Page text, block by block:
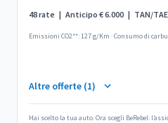
48 rate | Anticipo € 6.000 | TAN/
Emissioni CO2**: 127 g/Km ·Consumo di
Altre offerte (1)
Hai scelto la tua auto. Ora scegli BeRebel: